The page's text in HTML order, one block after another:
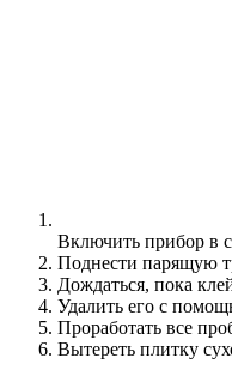
Включить прибор в
Поднести парящую
Дождаться, пока
Удалить его с
Проработать все
Вытереть плитку